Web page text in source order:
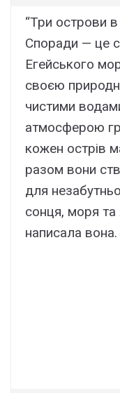
“Три острови в
Споради — це
Егейського
своєю
чистими
атмосферою
кожен острів
разом вони
для
сонця, моря
написала вона.